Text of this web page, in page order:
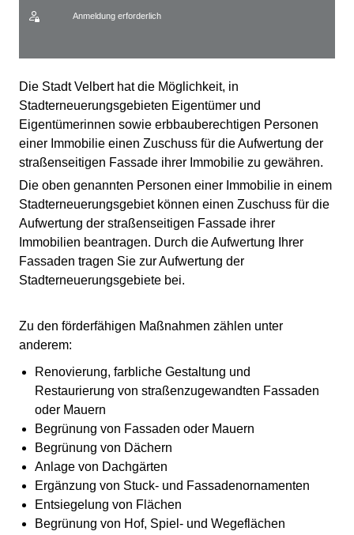
Anmeldung erforderlich
Beschreibung
Die Stadt Velbert hat die Möglichkeit, in
Stadterneuerungsgebieten Eigentümer und
Eigentümerinnen sowie erbbauberechtigen Personen
einer Immobilie einen Zuschuss für die Aufwertung der
straßenseitigen Fassade ihrer Immobilie zu gewähren.
Die oben genannten Personen einer Immobilie in einem
Stadterneuerungsgebiet können einen Zuschuss für die
Aufwertung der straßenseitigen Fassade ihrer
Immobilien beantragen. Durch die Aufwertung Ihrer
Fassaden tragen Sie zur Aufwertung der
Stadterneuerungsgebiete bei.
Zu den förderfähigen Maßnahmen zählen unter
anderem:
Renovierung, farbliche Gestaltung und
Restaurierung von straßenzugewandten Fassaden
oder Mauern
Begrünung von Fassaden oder Mauern
Begrünung von Dächern
Anlage von Dachgärten
Ergänzung von Stuck- und Fassadenornamenten
Entsiegelung von Flächen
Begrünung von Hof, Spiel- und Wegeflächen